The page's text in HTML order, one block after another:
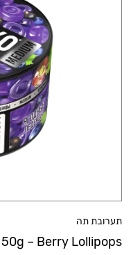
תערובת תה
– Berry Lollipops